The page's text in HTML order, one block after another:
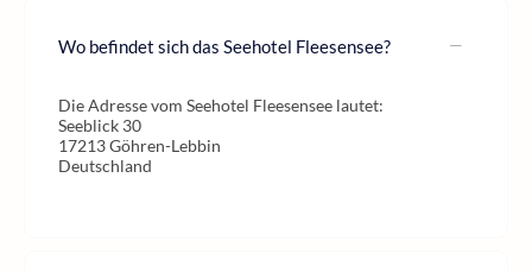
Wo befindet sich das Seehotel Fleesensee?
Die Adresse vom Seehotel Fleesensee lautet:
Seeblick 30
17213 Göhren-Lebbin
Deutschland